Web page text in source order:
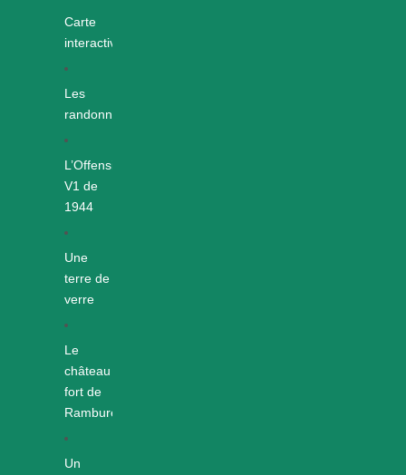
Carte
interactive
Les
randonnées
L’Offensive
V1 de
1944
Une
terre de
verre
Le
château
fort de
Rambures
Un